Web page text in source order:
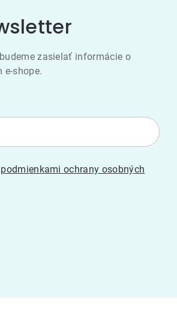
zasielať informácie o
e-shope.
podmienkami ochrany osobných